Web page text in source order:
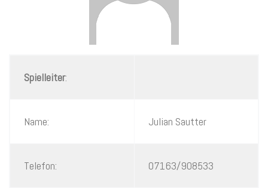
Spielleiter:
Name: Julian Sautter
Telefon: 07163/908533